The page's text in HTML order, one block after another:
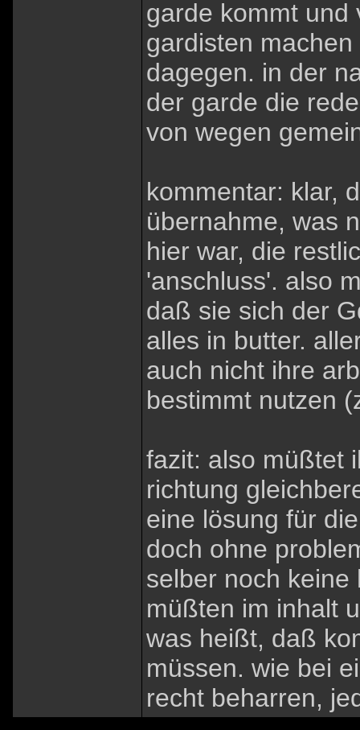
garde kommt und
gardisten
dagegen. in der
der garde die
von wegen
kommentar: klar,
übernahme, was
hier war, die
'anschluss'. also
daß sie sich der
alles in butter.
auch nicht ihre
bestimmt nutzen
fazit: also müßtet
richtung
eine lösung für
doch ohne
selber noch
müßten im inhalt
was heißt, daß
müssen. wie bei
recht beharren,